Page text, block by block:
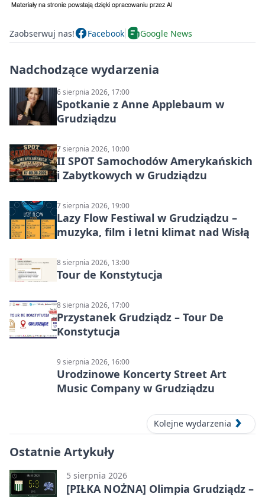
Zaobserwuj nas! Facebook Google News
Nadchodzące wydarzenia
6 sierpnia 2026, 17:00
Spotkanie z Anne Applebaum w
Grudziądzu
7 sierpnia 2026, 10:00
II SPOT Samochodów Amerykańskich
i Zabytkowych w Grudziądzu
7 sierpnia 2026, 19:00
Lazy Flow Festiwal w Grudziądzu –
muzyka, film i letni klimat nad Wisłą
8 sierpnia 2026, 13:00
Tour de Konstytucja
8 sierpnia 2026, 17:00
Przystanek Grudziądz – Tour De
Konstytucja
9 sierpnia 2026, 16:00
Urodzinowe Koncerty Street Art
Music Company w Grudziądzu
Kolejne wydarzenia
Ostatnie Artykuły
5 sierpnia 2026
[PIŁKA NOŻNA] Olimpia Grudziądz –